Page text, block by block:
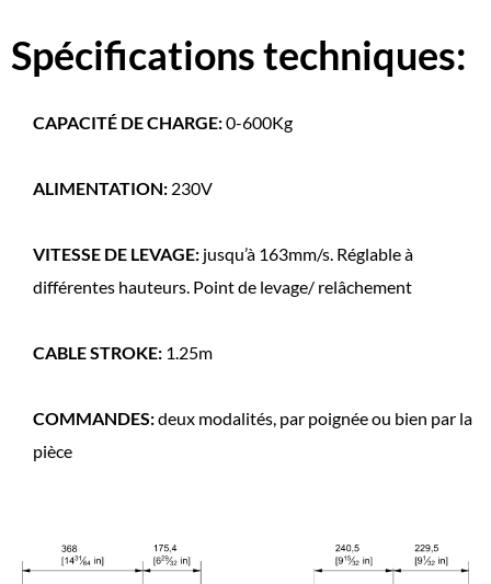
Spécifications techniques:
CAPACITÉ DE CHARGE:0-600Kg
ALIMENTATION: 230V
VITESSE DE LEVAGE: jusqu’à 163mm/s. Réglable à
différentes hauteurs. Point de levage/ relâchement
CABLE STROKE: 1.25m
COMMANDES:deux modalités, par poignée ou bien par la
pièce